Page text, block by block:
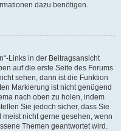
dazu benötigen.
Links in der Beitragsansicht
auf die erste Seite des Forums
sehen, dann ist die Funktion
Markierung ist nicht genügend
nach oben zu holen, indem
Sie jedoch sicher, dass Sie
nicht gerne gesehen, wenn
Themen geantwortet wird.